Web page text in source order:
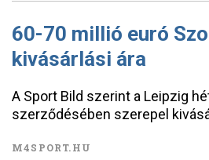
60-70 millió euró
kivásárlási ára
A Sport Bild szerint a Leipzig
szerződésében szerepel
M4SPORT.HU